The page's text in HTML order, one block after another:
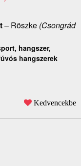
– Röszke(Csongrád
hangszer,
hangszerek
Kedvencekbe